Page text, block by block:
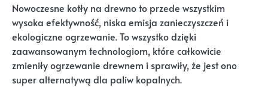
Nowoczesne kotły na drewno to przede wszystkim
wysoka efektywność, niska emisja zanieczyszczeń i
ekologiczne ogrzewanie. To wszystko dzięki
zaawansowanym technologiom, które całkowicie
zmieniły ogrzewanie drewnem i sprawiły, że jest ono
super alternatywą dla paliw kopalnych.